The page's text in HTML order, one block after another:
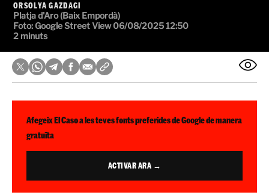
ORSOLYA GAZDAGI
Platja d'Aro (Baix Empordà)
Foto: Google Street View06/08/2025 12:50
2 minuts
Afegeix El Caso a les teves fonts preferides de Google de manera
gratuïta
ACTIVAR ARA →